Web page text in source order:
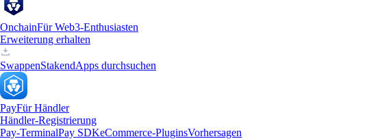
OnchainFür Web3-Enthusiasten
Erweiterung erhalten
SwappenStakendApps durchsuchen
PayFür Händler
Händler-Registrierung
Pay-TerminalPay SDKeCommerce-PluginsVorhersagen